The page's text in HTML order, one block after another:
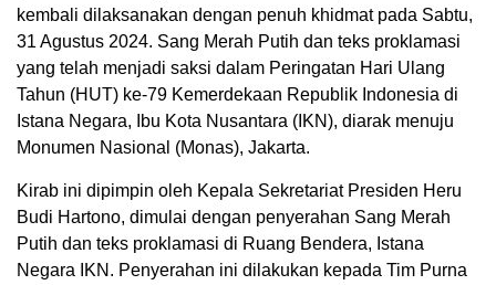
kembali dilaksanakan dengan penuh khidmat pada Sabtu,
31 Agustus 2024. Sang Merah Putih dan teks proklamasi
yang telah menjadi saksi dalam Peringatan Hari Ulang
Tahun (HUT) ke-79 Kemerdekaan Republik Indonesia di
Istana Negara, Ibu Kota Nusantara (IKN), diarak menuju
Monumen Nasional (Monas), Jakarta.
Kirab ini dipimpin oleh Kepala Sekretariat Presiden Heru
Budi Hartono, dimulai dengan penyerahan Sang Merah
Putih dan teks proklamasi di Ruang Bendera, Istana
Negara IKN. Penyerahan ini dilakukan kepada Tim Purna